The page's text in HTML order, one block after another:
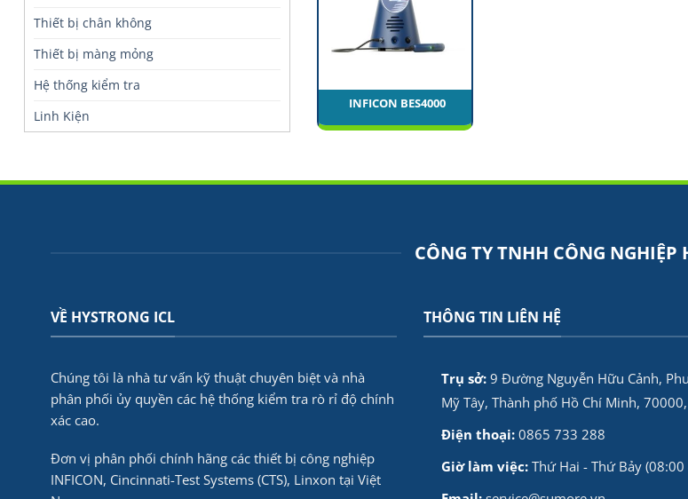
Thiết bị chân không
Thiết bị màng mỏng
Hệ thống kiểm tra
Linh Kiện
INFICON BES4000
CÔNG TY TNHH CÔNG NGHIỆP
VỀ HYSTRONG ICL
Chúng tôi là nhà tư vấn kỹ thuật chuyên biệt và nhà
phân phối ủy quyền các hệ thống kiểm tra rò rỉ độ chính
xác cao.
Đơn vị phân phối chính hãng các thiết bị công nghiệp
INFICON, Cincinnati-Test Systems (CTS), Linxon tại Việt
THÔNG TIN LIÊN HỆ
Trụ sở: 9 Đường Nguyễn Hữu Cảnh,
Mỹ Tây, Thành phố Hồ Chí Minh,
Điện thoại:0865 733 288
Giờ làm việc:Thứ Hai - Thứ Bảy (08:00